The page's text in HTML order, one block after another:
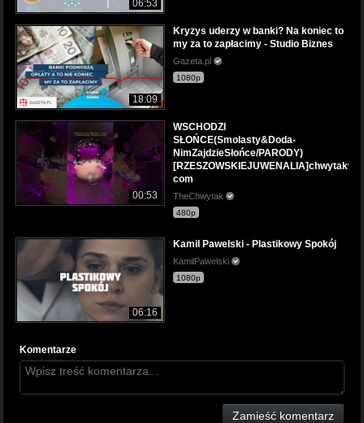
06:53
18:09
Kryzys uderzy w banki? Na koniec to
my za to zapłacimy - Studio Biznes
Gazeta.pl
1080p
00:53
WSCHODZI
SŁOŃCE(Smolasty&Doda-
NimZajdzieSłońce/PARODY)
com
TheChwytak
480p
06:16
Kamil Pawelski - Plastikowy Spokój
KamilPawelski
1080p
Komentarze
Zamieść komentarz